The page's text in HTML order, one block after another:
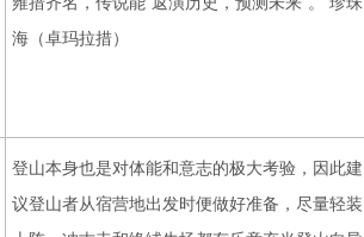
海（卓玛拉措）
登山本身也是对体能和意志的极大考验，因此建
议登山者从宿营地出发时便做好准备，尽量轻装